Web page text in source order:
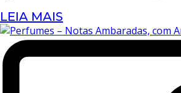
LEIA MAIS